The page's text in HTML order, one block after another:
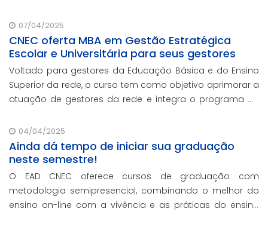
promoção da sustentabilidade.
07/04/2025
CNEC oferta MBA em Gestão Estratégica
Escolar e Universitária para seus gestores
Voltado para gestores da Educação Básica e do Ensino
Superior da rede, o curso tem como objetivo aprimorar a
atuação de gestores da rede e integra o programa de
contando com o oferecimento gratuito da Re
04/04/2025
Ainda dá tempo de iniciar sua graduação
neste semestre!
O EAD CNEC oferece cursos de graduação com
metodologia semipresencial, combinando o melhor do
ensino on-line com a vivência e as práticas do ensino